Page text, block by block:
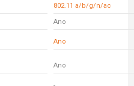
802.11 a/b/g/n/ac
Ano
Ano
Ano